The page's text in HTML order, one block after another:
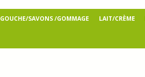
SAVONS /GOMMAGE LAIT/CRÈME